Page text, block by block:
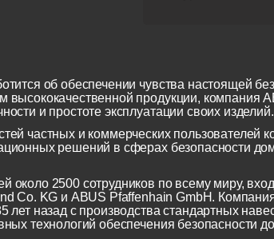
об обеспечении чувства настоящей
продукции, компания
и простоте эксплуатации своих изделий.
частных и коммерческих пользователей
решений в сферах безопасности
около 2500 сотрудников по всему миру,
Co. KG и ABUS Pfaffenhain GmbH.
назад с производства стандартных
технологий обеспечения безопасности